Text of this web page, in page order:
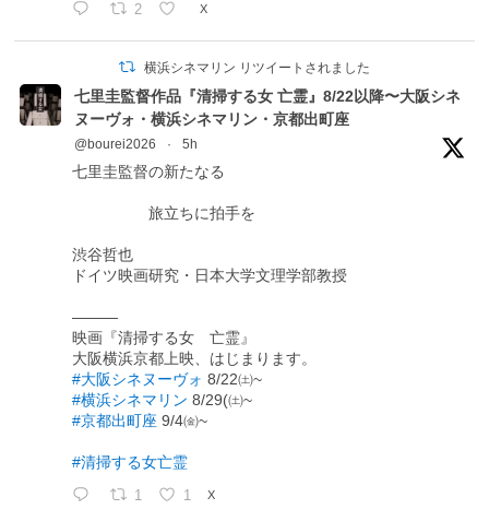
2 X
横浜シネマリン リツイートされました
七里圭監督作品『清掃する女 亡霊』8/22以降〜大阪シネ
ヌーヴォ・横浜シネマリン・京都出町座
@bourei2026 · 5h
七里圭監督の新たなる
旅立ちに拍手を
渋谷哲也
ドイツ映画研究・日本大学文理学部教授
―――
映画『清掃する女 亡霊』
大阪横浜京都上映、はじまります。
#大阪シネヌーヴォ 8/22㈯~
#横浜シネマリン 8/29(㈯~
#京都出町座 9/4㈮~
#清掃する女亡霊
1 1 X